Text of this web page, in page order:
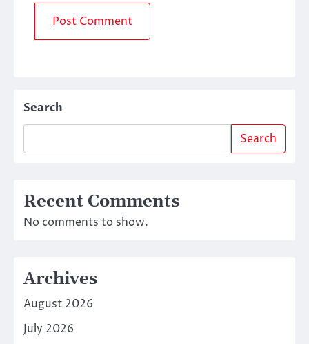
Search
Search
Recent Comments
No comments to show.
Archives
August 2026
July 2026